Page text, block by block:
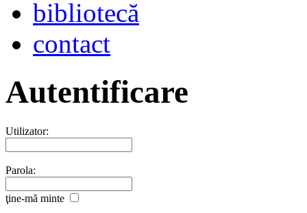
bibliotecă
contact
Autentificare
Utilizator:
Parola:
ţine-mã minte